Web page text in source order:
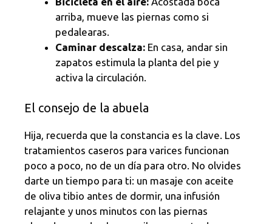
arriba, mueve las piernas como si
pedalearas.
Caminar descalza: En casa, andar sin
zapatos estimula la planta del pie y
activa la circulación.
El consejo de la abuela
Hija, recuerda que la constancia es la clave. Los
tratamientos caseros para varices funcionan
poco a poco, no de un día para otro. No olvides
darte un tiempo para ti: un masaje con aceite
de oliva tibio antes de dormir, una infusión
relajante y unos minutos con las piernas